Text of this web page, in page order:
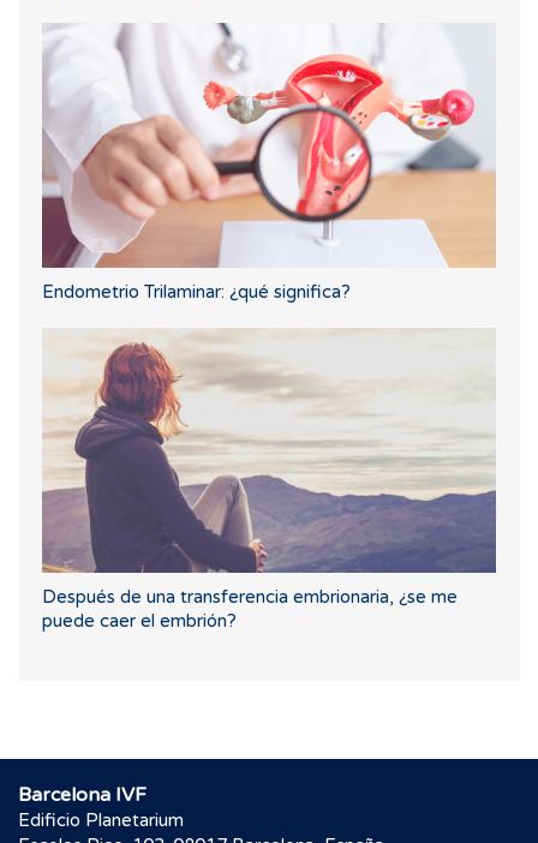
Endometrio Trilaminar: ¿qué significa?
Después de una transferencia embrionaria, ¿se me
puede caer el embrión?
Barcelona IVF
Edificio Planetarium